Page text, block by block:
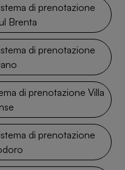
di prenotazione
Brenta
di prenotazione
di prenotazione Villa
di prenotazione